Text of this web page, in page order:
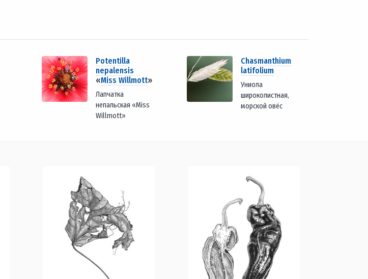
Potentilla
nepalensis
«Miss Willmott»
Лапчатка
непальская «Miss
Willmott»
Chasmanthium
latifolium
Униола
широколистная,
морской овёс